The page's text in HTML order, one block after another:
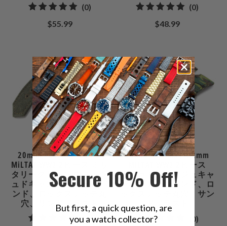
(0)0
ビ
ュ
ー
$55.99
(0)
ー
$48.99
20mm、21mm、22mm
MiLTAT WW2 2ピース ミリ
タリーグリーン ウォッシ
ュドキャンバス アームバ
ンド、ロックステッチ丸
穴、サンドブラスト
(0) 0
20mm、21mm、22mm
MiLTAT WW2 2ピース
ERDLカモフラージュキャ
ンバスアームバンド、ロ
ックステッチ丸穴、サン
(0)
Secure 10% Off!
But first, a quick question, are
you a watch collector?